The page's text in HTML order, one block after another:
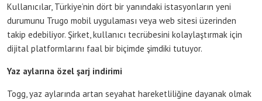
Kullanıcılar, Türkiye’nin dört bir yanındaki istasyonların yeni
durumunu Trugo mobil uygulaması veya web sitesi üzerinden
takip edebiliyor. Şirket, kullanıcı tecrübesini kolaylaştırmak için
dijital platformlarını faal bir biçimde şimdiki tutuyor.
Yaz aylarına özel şarj indirimi
Togg, yaz aylarında artan seyahat hareketliliğine dayanak olmak